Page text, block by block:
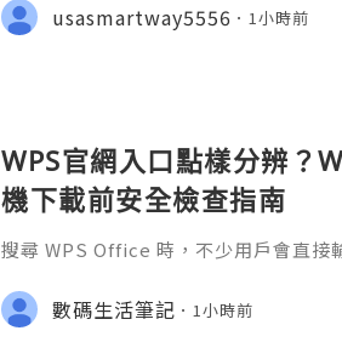
ions of developers, businesses,
ommunities. It is much m
usasmartway5556 1小時前
WPS官網入口點樣分辨？
機下載前安全檢查指南
搜尋 WPS Office 時，不少用戶會直接
用程式商店、教學網站、在線文件服務
數碼生活筆記 1小時前